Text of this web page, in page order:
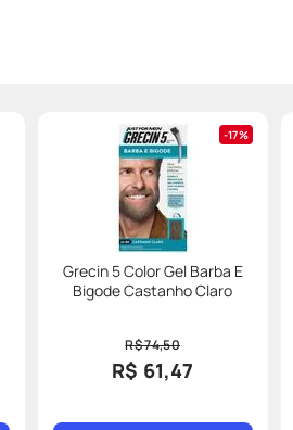
17%
Grecin 5 Color Gel Barba E
Bigode Castanho Claro
R$ 74,50
R$ 61,47